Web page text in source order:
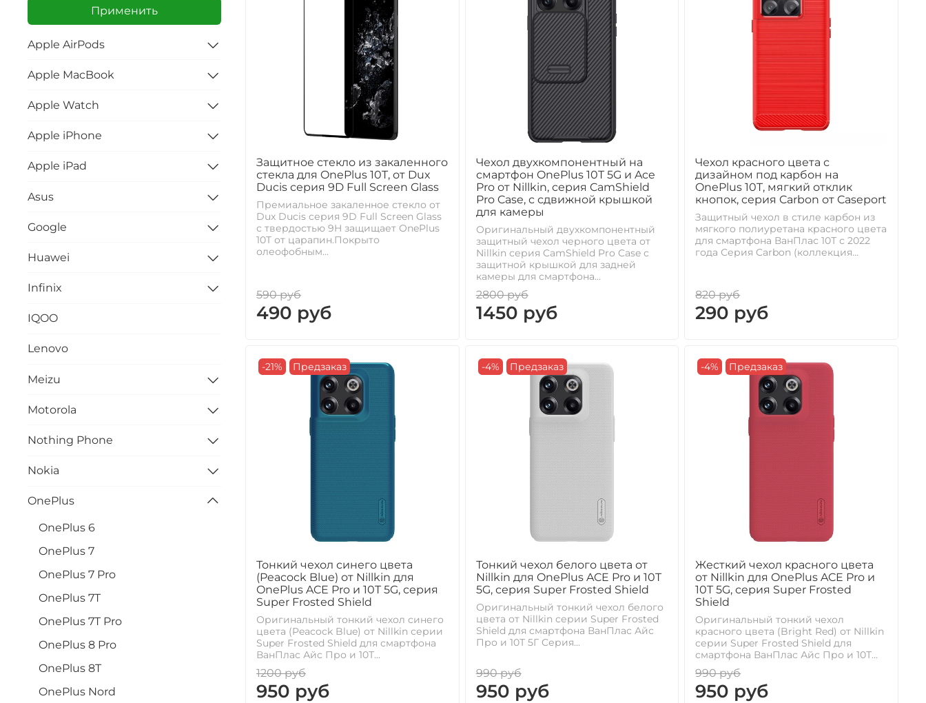
Защитное стекло из закаленного
стекла для OnePlus 10T, от Dux
Ducis серия 9D Full Screen Glass
Премиальное закаленное стекло от
Dux Ducis серия 9D Full Screen Glass
с твердостью 9H защищает OnePlus
10T от царапин.Покрыто
олеофобным...
590 руб
490 руб
Чехол двухкомпонентный на
смартфон OnePlus 10T 5G и Ace
Pro от Nillkin, серия CamShield
Pro Case, с сдвижной крышкой
для камеры
Оригинальный двухкомпонентный
защитный чехол черного цвета от
Nillkin серия CamShield Pro Case с
защитной крышкой для задней
камеры для смартфона...
2800 руб
1450 руб
Чехол красного цвета с
дизайном под карбон на
OnePlus 10T, мягкий отклик
кнопок, серия Carbon от Caseport
Защитный чехол в стиле карбон из
мягкого полиуретана красного цвета
для смартфона ВанПлас 10Т с 2022
года Серия Carbon (коллекция...
820 руб
290 руб
-21% Предзаказ
Тонкий чехол синего цвета
(Peacock Blue) от Nillkin для
OnePlus ACE Pro и 10T 5G, серия
Super Frosted Shield
Оригинальный тонкий чехол синего
цвета (Peacock Blue) от Nillkin серии
Super Frosted Shield для смартфона
ВанПлас Айс Про и 10Т...
1200 руб
950 руб
-4% Предзаказ
Тонкий чехол белого цвета от
Nillkin для OnePlus ACE Pro и 10T
5G, серия Super Frosted Shield
Оригинальный тонкий чехол белого
цвета от Nillkin серии Super Frosted
Shield для смартфона ВанПлас Айс
Про и 10Т 5Г Cерия...
990 руб
950 руб
-4% Предзаказ
Жесткий чехол красного цвета
от Nillkin для OnePlus ACE Pro и
10T 5G, серия Super Frosted
Shield
Оригинальный тонкий чехол
красного цвета (Bright Red) от Nillkin
серии Super Frosted Shield для
смартфона ВанПлас Айс Про и 10Т...
990 руб
950 руб
Применить
Apple AirPods
Apple MacBook
Apple Watch
Apple iPhone
Apple iPad
Asus
Google
Huawei
Infinix
IQOO
Lenovo
Meizu
Motorola
Nothing Phone
Nokia
OnePlus
OnePlus 6
OnePlus 7
OnePlus 7 Pro
OnePlus 7T
OnePlus 7T Pro
OnePlus 8 Pro
OnePlus 8T
OnePlus Nord